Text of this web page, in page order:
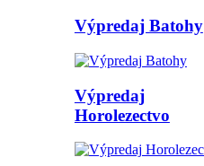
Výpredaj Batohy
Výpredaj
Horolezectvo